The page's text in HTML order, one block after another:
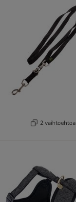
2 vaihtoehtoa